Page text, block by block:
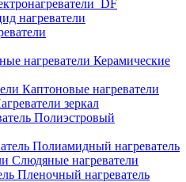
нагреватели
Керамические
Каптоновые нагреватели
зеркал
Полиэстровый
Полиамидный нагреватель
Слюдяные нагреватели
Пленочный нагреватель